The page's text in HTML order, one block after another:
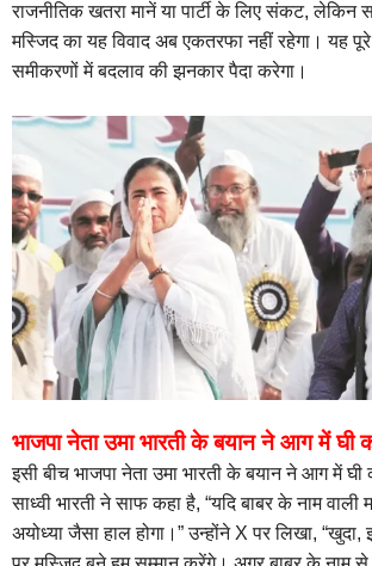
राजनीतिक खतरा मानें या पार्टी के लिए संकट, लेकिन
मस्जिद का यह विवाद अब एकतरफा नहीं रहेगा। यह पूरे
समीकरणों में बदलाव की झनकार पैदा करेगा।
भाजपा नेता उमा भारती के बयान ने आग में घी
इसी बीच भाजपा नेता उमा भारती के बयान ने आग में घी
साध्वी भारती ने साफ कहा है, “यदि बाबर के नाम वाली
अयोध्या जैसा हाल होगा।” उन्होंने X पर लिखा, “खुदा,